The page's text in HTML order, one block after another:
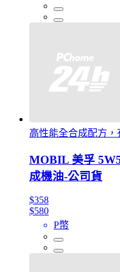
高性能全合成配方
MOBIL 美孚
成機油-公司貨
$358
$580
P幣